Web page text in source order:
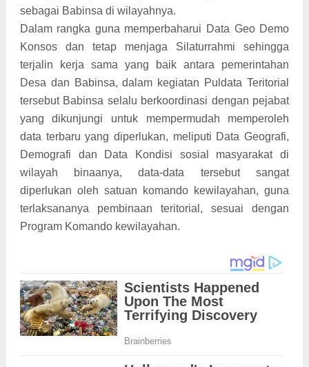
sebagai Babinsa di wilayahnya.
Dalam rangka guna memperbaharui Data Geo Demo
Konsos dan tetap menjaga Silaturrahmi sehingga
terjalin kerja sama yang baik antara pemerintahan
Desa dan Babinsa, dalam kegiatan Puldata Teritorial
tersebut Babinsa selalu berkoordinasi dengan pejabat
yang dikunjungi untuk mempermudah memperoleh
data terbaru yang diperlukan, meliputi Data Geografi,
Demografi dan Data Kondisi sosial masyarakat di
wilayah binaanya, data-data tersebut sangat
diperlukan oleh satuan komando kewilayahan, guna
terlaksananya pembinaan teritorial, sesuai dengan
Program Komando kewilayahan.